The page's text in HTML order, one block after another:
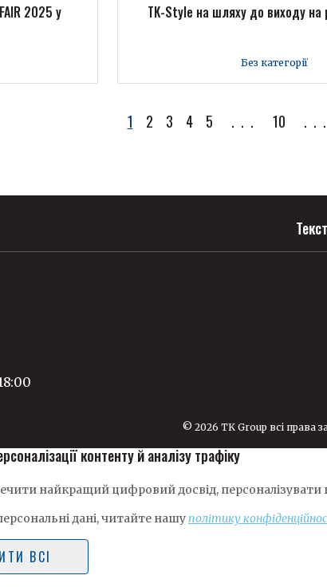
2025 у
TK-Style на шляху до виходу на
Без категорії
1 2 3 4 5 ... 10 ...
© 2026 TK Group всі права
контенту й аналізу трафіку
найкращий цифровий досвід, персоналізувати
дані, читайте нашуполітику
ВСІ